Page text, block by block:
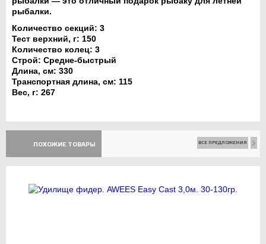
рыбалки.
Количество секций: 3
Тест верхний, г: 150
Количество колец: 3
Строй: Средне-быстрый
Длина, см: 330
Транспортная длина, см: 115
Вес, г: 267
ПОХОЖИЕ ТОВАРЫ ВСЕ ПРЕДЛОЖЕНИЯ